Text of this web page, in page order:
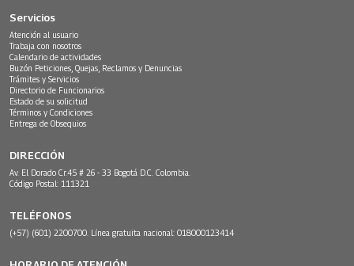
Servicios
Atención al usuario
Trabaja con nosotros
Calendario de actividades
Buzón Peticiones, Quejas, Reclamos y Denuncias
Trámites y Servicios
Directorio de Funcionarios
Estado de su solicitud
Términos y Condiciones
Entrega de Obsequios
DIRECCIÓN
Av. El Dorado Cr.45 # 26 - 33 Bogotá D.C. Colombia.
Código Postal: 111321
TELÉFONOS
(+57) (601) 2200700. Línea gratuita nacional: 018000123414